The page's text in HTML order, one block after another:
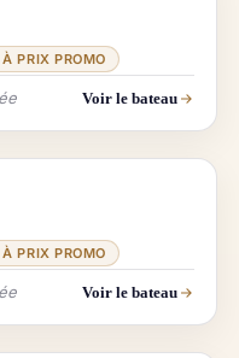
PRIX PROMO
Voir le bateau
PRIX PROMO
Voir le bateau